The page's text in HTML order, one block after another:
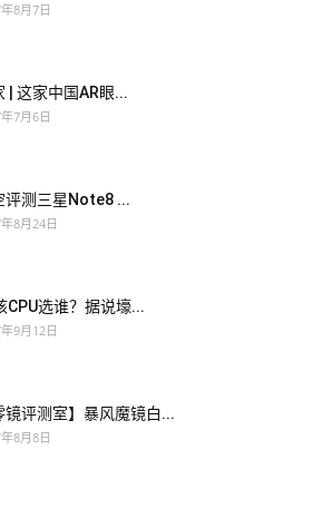
8月7日
| 这家中国AR眼...
7月6日
评测三星Note8 ...
8月24日
CPU选谁？据说壕...
9月12日
镜评测室】暴风魔镜白...
8月8日